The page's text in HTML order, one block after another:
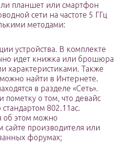
планшет или смартфон
сети на частоте 5 ГГц
методами:
устройства. В комплекте
идет книжка или брошюра
характеристиками. Также
найти в Интернете.
в разделе «Сеть».
пометку о том, что девайс
стандартом 802.11ac.
об этом можно
производителя или
форумах;